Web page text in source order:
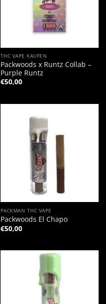
THC VAPE KAUFEN
Packwoods x Runtz Collab –
Purple Runtz
€50,00
PACKMAN THC VAPE
Packwoods El Chapo
€50,00